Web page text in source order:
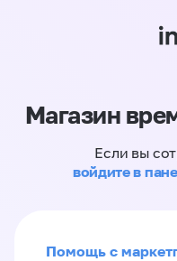
Магазин
Если вы
войдите в
Помощь с